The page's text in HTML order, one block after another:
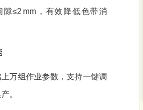
隙≤2 mm，有效降低色带消
万组作业参数，支持一键调
。